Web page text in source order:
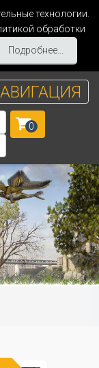
технологии.
обработки
Подробнее...
0